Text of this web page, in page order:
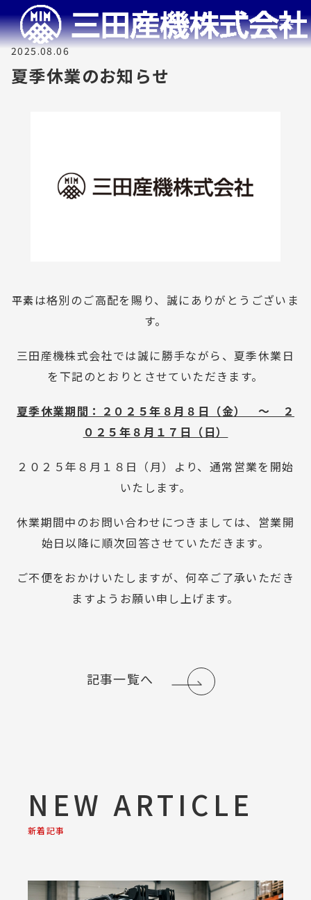
2025.08.06
夏季休業のお知らせ
平素は格別のご高配を賜り、誠にありがとうございま
す。
三田産機株式会社では誠に勝手ながら、夏季休業日
を下記のとおりとさせていただきます。
夏季休業期間：２０２５年８月８日（金）　～　２
０２５年８月１７日（日）
２０２５年８月１８日（月）より、通常営業を開始
いたします。
休業期間中のお問い合わせにつきましては、営業開
始日以降に順次回答させていただきます。
ご不便をおかけいたしますが、何卒ご了承いただき
ますようお願い申し上げます。
記事一覧へ
NEW ARTICLE
新着記事